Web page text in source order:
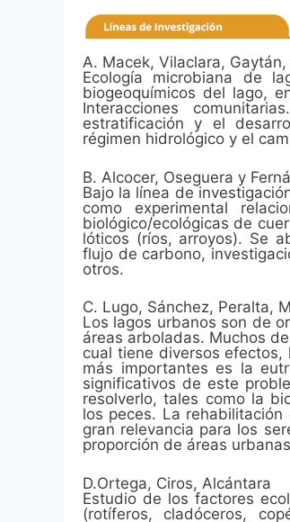
A. Macek, Vilaclara,
Ecología microbiana de
biogeoquímicos del lago,
Interacciones
estratificación y el
régimen hidrológico y el
B. Alcocer, Oseguera y
Bajo la línea de
como experimental
biológico/ecológicas de
lóticos (ríos, arroyos). Se
flujo de carbono,
otros.
C. Lugo, Sánchez, Peralta,
Los lagos urbanos son de
áreas arboladas. Muchos
cual tiene diversos
más importantes es la
significativos de este
resolverlo, tales como la
los peces. La
gran relevancia para los
proporción de áreas
D.Ortega, Ciros, Alcántara
Estudio de los factores
(rotíferos, cladóceros,